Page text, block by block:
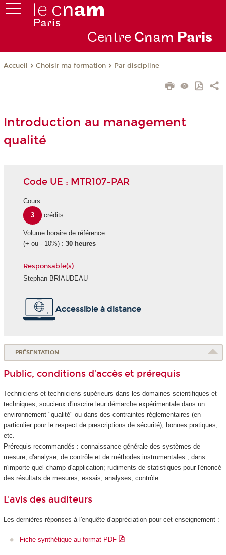
Centre Cnam Paris
Accueil Choisir ma formation Par discipline
Introduction au management
qualité
Code UE : MTR107-PAR
Cours
3
crédits
Volume horaire de référence
(+ ou - 10%) : 30 heures
Responsable(s)
Stephan BRIAUDEAU
Accessible à distance
PRÉSENTATION
Public, conditions d’accès et prérequis
Techniciens et techniciens supérieurs dans les domaines scientifiques et
techniques, soucieux d'inscrire leur démarche expérimentale dans un
environnement "qualité" ou dans des contraintes réglementaires (en
particulier pour le respect de prescriptions de sécurité), bonnes pratiques,
etc.
Prérequis recommandés : connaissance générale des systèmes de
mesure, d'analyse, de contrôle et de méthodes instrumentales , dans
n'importe quel champ d'application; rudiments de statistiques pour l'énoncé
des résultats de mesures, essais, analyses, contrôle...
L'avis des auditeurs
Les dernières réponses à l'enquête d'appréciation pour cet enseignement :
Fiche synthétique au format PDF